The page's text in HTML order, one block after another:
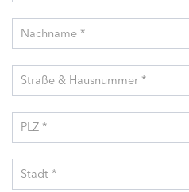
Nachname *
Straße & Hausnummer *
PLZ *
Stadt *